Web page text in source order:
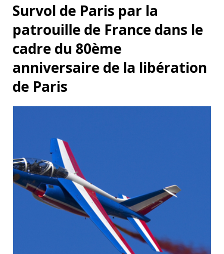
Survol de Paris par la
patrouille de France dans le
cadre du 80ème
anniversaire de la libération
de Paris